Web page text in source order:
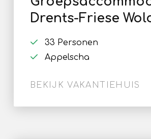
Drents-Friese
33 Personen
Appelscha
BEKIJK VAKANTIEHUIS